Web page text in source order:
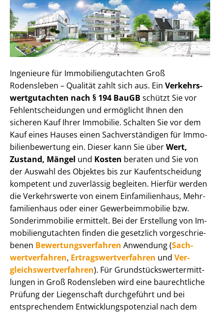
Ingenieure für Im­mo­bi­li­en­gut­ach­ten Groß
Rodensleben – Qualität zahlt sich aus. Ein Ver­kehrs­
wert­gut­ach­ten nach § 194 BauGB schützt Sie vor
Fehl­ent­schei­dun­gen und ermöglicht Ihnen den
sicheren Kauf Ihrer Immobilie. Schalten Sie vor dem
Kauf eines Hauses einen Sach­ver­stän­di­gen für Im­mo­
bi­li­en­be­wer­tung ein. Dieser kann Sie überWert,
Zustand, Mängel und Kosten beraten und Sie von
der Auswahl des Objektes bis zur Kauf­ent­schei­dung
kompetent und zuverlässig begleiten. Hierfür werden
die Verkehrswerte von einem Einfamilienhaus, Mehr­
fa­mi­li­en­haus oder einer Ge­wer­be­im­mo­bi­lie bzw.
Sonderimmobilie ermittelt. Bei der Erstellung von Im­
mo­bi­li­en­gut­ach­ten finden die gesetzlich vor­ge­schrie­
be­nen Be­wer­tungs­ver­fah­ren Anwendung (Sach­
wert­ver­fah­ren, Er­trags­wert­ver­fah­ren und Ver­
gleichs­wert­ver­fah­ren). Für Grund­stücks­wert­ermitt­
lun­gen in Groß Rodensleben wird eine baurechtliche
Prüfung der Liegenschaft durchgeführt und bei
entsprechendem Ent­wick­lungs­po­ten­zi­al nach dem